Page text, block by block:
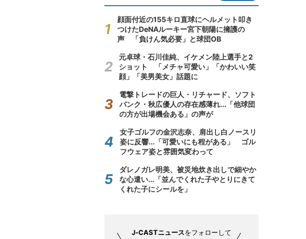
顔面付近の155キロ直球にヘルメット叩き
つけたDeNAルーキー宮下朝陽に擁護の
声 「負けん気必要」と球団OB
元卓球・石川佳純、イケメン陸上選手と2
ショット 「メチャ可愛い」「かわいい笑
顔」「美男美女」話題に
電撃トレードの巨人・リチャード、ソフト
バンク・秋広優人の存在感薄れ...「他球団
の方が出場機会ある」の声が
女子ゴルフの金沢志奈、肩出し白ノースリ
姿に反響...「可愛いにも程がある」 ゴル
フウェア姿と雰囲気変わって
ダレノガレ明美、被災地炊き出しで細やか
な心遣い...「並んでくれた子やとりにきて
くれた子にシールを」
J-CASTニュースをフォローして